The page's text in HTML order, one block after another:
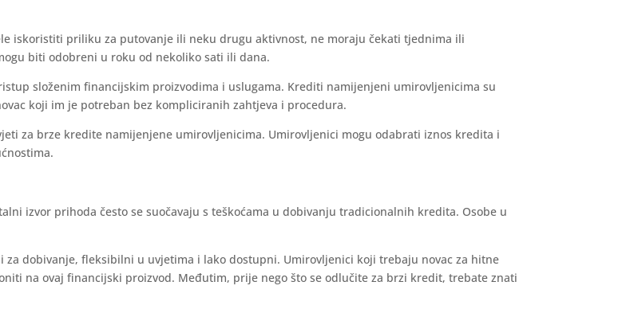
iskoristiti priliku za putovanje ili neku drugu aktivnost, ne moraju čekati tjednima ili
biti odobreni u roku od nekoliko sati ili dana.
složenim financijskim proizvodima i uslugama. Krediti namijenjeni umirovljenicima su
koji im je potreban bez kompliciranih zahtjeva i procedura.
za brze kredite namijenjene umirovljenicima. Umirovljenici mogu odabrati iznos kredita i
izvor prihoda često se suočavaju s teškoćama u dobivanju tradicionalnih kredita. Osobe u
dobivanje, fleksibilni u uvjetima i lako dostupni. Umirovljenici koji trebaju novac za hitne
na ovaj financijski proizvod. Međutim, prije nego što se odlučite za brzi kredit, trebate znati